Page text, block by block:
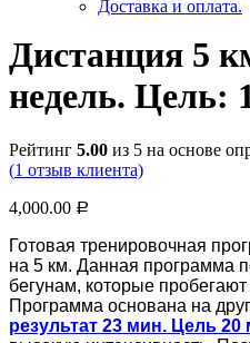
Доставка и оплата.
Дистанция 5
недель. Цель:
Рейтинг 5.00 из 5 на основе
(1 отзыв клиента)
4,000.00 Р
Готовая тренировочная
на 5 км. Данная программа
бегунам, которые
Программа основана на
результат 23 мин. Цель 20